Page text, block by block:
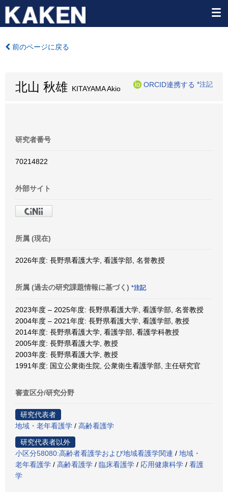
前のページに戻る
北山 秋雄 KITAYAMA Akio
ORCID連携する *注記
研究者番号
70214822
外部サイト
所属 (現在)
2026年度: 長野県看護大学, 看護学部, 名誉教授
所属 (過去の研究課題情報に基づく) *注記
2023年度 – 2025年度: 長野県看護大学, 看護学部, 名誉教授
2004年度 – 2021年度: 長野県看護大学, 看護学部, 教授
2014年度: 長野県看護大学, 看護学部, 看護学科教授
2005年度: 長野県看護大学, 教授
2003年度: 長野県看護大学, 教授
1991年度: 国立公衆衛生院, 公衆衛生看護学部, 主任研究官
審査区分/研究分野
研究代表者
地域・老年看護学 / 高齢看護学
研究代表者以外
小区分58080:高齢者看護学および地域看護学関連 / 地域・
老年看護学 / 高齢看護学 / 臨床看護学 / 応用健康科学 / 看護
学